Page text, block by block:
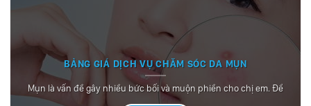
BẢNG GIÁ DỊCH VỤ CHĂM SÓC DA MỤN
Mụn là vấn đề gây nhiều bức bối và muộn phiền cho chị em. Để